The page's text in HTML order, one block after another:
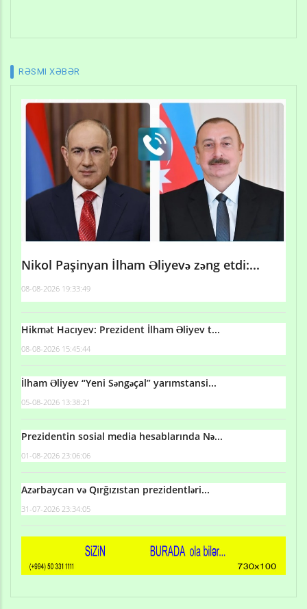
RƏSMI XƏBƏR
Nikol Paşinyan İlham Əliyevə zəng etdi:...
08-08-2026 19:33:49
Hikmət Hacıyev: Prezident İlham Əliyev t...
08-08-2026 15:45:44
İlham Əliyev “Yeni Səngəçal” yarımstansi...
05-08-2026 13:38:21
Prezidentin sosial media hesablarında Nə...
01-08-2026 23:06:06
Azərbaycan və Qırğızıstan prezidentləri...
31-07-2026 23:34:05
Qulu Məhərrəmli: Sosial şəbəkələrdə söyüş niyə artıb?